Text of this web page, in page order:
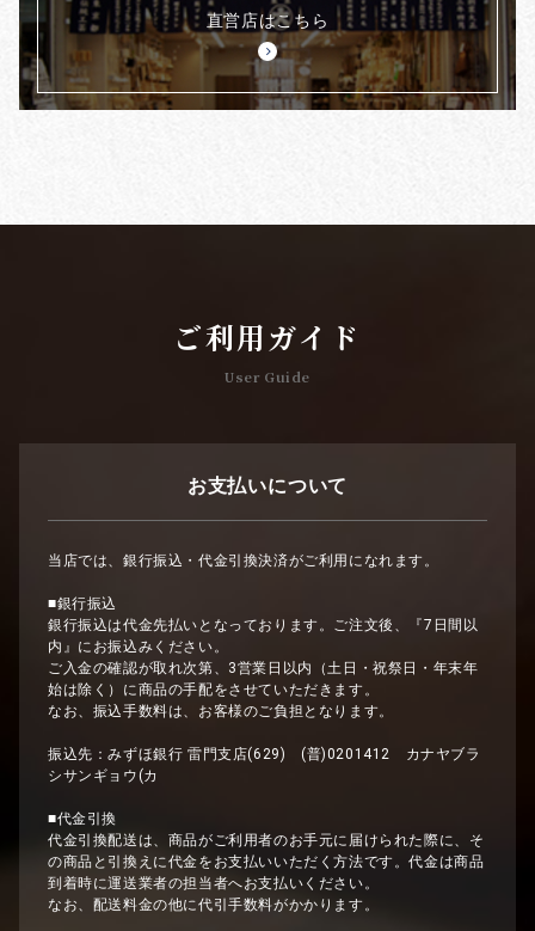
直営店はこちら
ご利用ガイド
User Guide
お支払いについて
当店では、銀行振込・代金引換決済がご利用になれます。
■銀行振込
銀行振込は代金先払いとなっております。ご注文後、『7日間以
内』にお振込みください。
ご入金の確認が取れ次第、3営業日以内（土日・祝祭日・年末年
始は除く）に商品の手配をさせていただきます。
なお、振込手数料は、お客様のご負担となります。
振込先：みずほ銀行 雷門支店(629) (普)0201412 カナヤブラ
シサンギョウ(カ
■代金引換
代金引換配送は、商品がご利用者のお手元に届けられた際に、そ
の商品と引換えに代金をお支払いいただく方法です。代金は商品
到着時に運送業者の担当者へお支払いください。
なお、配送料金の他に代引手数料がかかります。